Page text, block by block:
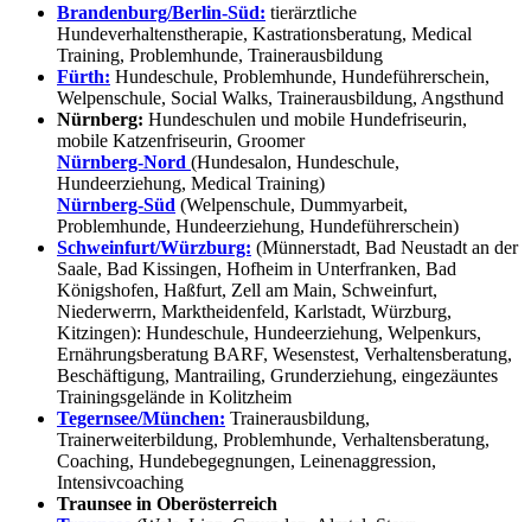
Brandenburg/Berlin-Süd: tierärztliche
Hundeverhaltenstherapie, Kastrationsberatung, Medical
Training, Problemhunde, Trainerausbildung
Fürth: Hundeschule, Problemhunde, Hundeführerschein,
Welpenschule, Social Walks, Trainerausbildung, Angsthund
Nürnberg: Hundeschulen und mobile Hundefriseurin,
mobile Katzenfriseurin, Groomer
Nürnberg-Nord (Hundesalon, Hundeschule,
Hundeerziehung, Medical Training)
Nürnberg-Süd (Welpenschule, Dummyarbeit,
Problemhunde, Hundeerziehung, Hundeführerschein)
Schweinfurt/Würzburg: (Münnerstadt, Bad Neustadt an der
Saale, Bad Kissingen, Hofheim in Unterfranken, Bad
Königshofen, Haßfurt, Zell am Main, Schweinfurt,
Niederwerrn, Marktheidenfeld, Karlstadt, Würzburg,
Kitzingen): Hundeschule, Hundeerziehung, Welpenkurs,
Ernährungsberatung BARF, Wesenstest, Verhaltensberatung,
Beschäftigung, Mantrailing, Grunderziehung, eingezäuntes
Trainingsgelände in Kolitzheim
Tegernsee/München: Trainerausbildung,
Trainerweiterbildung, Problemhunde, Verhaltensberatung,
Coaching, Hundebegegnungen, Leinenaggression,
Intensivcoaching
Traunsee in Oberösterreich